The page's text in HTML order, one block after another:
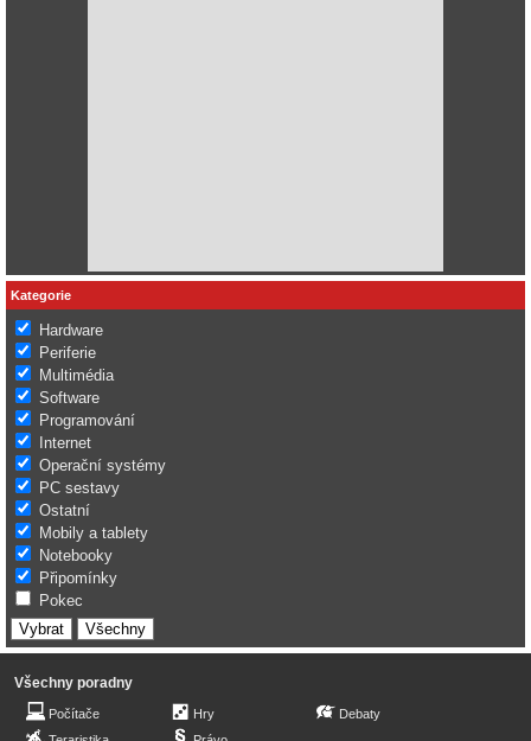
Kategorie
Hardware
Periferie
Multimédia
Software
Programování
Internet
Operační systémy
PC sestavy
Ostatní
Mobily a tablety
Notebooky
Připomínky
Pokec
Všechny poradny
Počítače
Hry
Debaty